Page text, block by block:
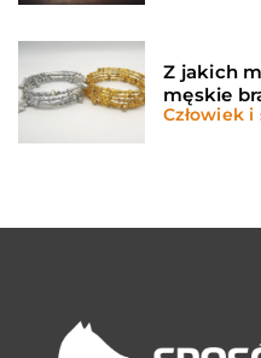
Z jakich
męskie
Człowiek i